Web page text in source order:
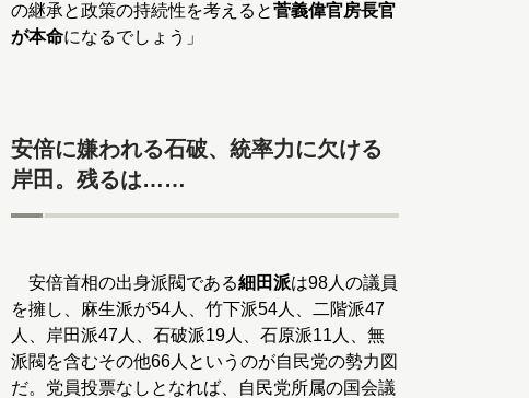
の継承と政策の持続性を考えると菅義偉官房長官
が本命になるでしょう」
安倍に嫌われる石破、統率力に欠ける
岸田。残るは……
安倍首相の出身派閥である細田派は98人の議員
を擁し、麻生派が54人、竹下派54人、二階派47
人、岸田派47人、石破派19人、石原派11人、無
派閥を含むその他66人というのが自民党の勢力図
だ。党員投票なしとなれば、自民党所属の国会議